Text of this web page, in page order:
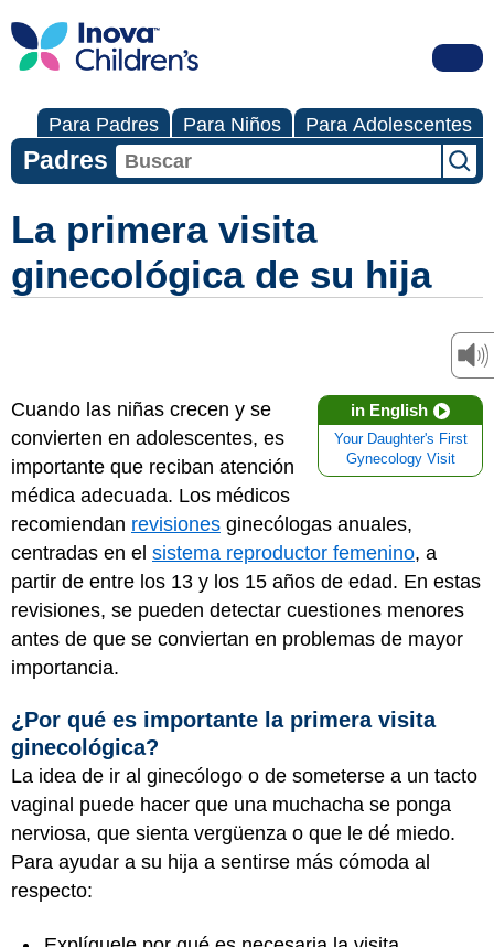
Para Padres Para Niños Para Adolescentes
Padres
La primera visita
ginecológica de su hija
in English
Your Daughter's First
Gynecology Visit
Cuando las niñas crecen y se
convierten en adolescentes, es
importante que reciban atención
médica adecuada. Los médicos
recomiendan revisiones ginecólogas anuales,
centradas en el sistema reproductor femenino, a
partir de entre los 13 y los 15 años de edad. En estas
revisiones, se pueden detectar cuestiones menores
antes de que se conviertan en problemas de mayor
importancia.
¿Por qué es importante la primera visita
ginecológica?
La idea de ir al ginecólogo o de someterse a un tacto
vaginal puede hacer que una muchacha se ponga
nerviosa, que sienta vergüenza o que le dé miedo.
Para ayudar a su hija a sentirse más cómoda al
respecto: